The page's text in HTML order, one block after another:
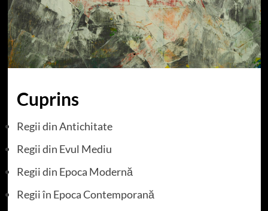
Cuprins
Regii din Antichitate
Regii din Evul Mediu
Regii din Epoca Modernă
Regii în Epoca Contemporană